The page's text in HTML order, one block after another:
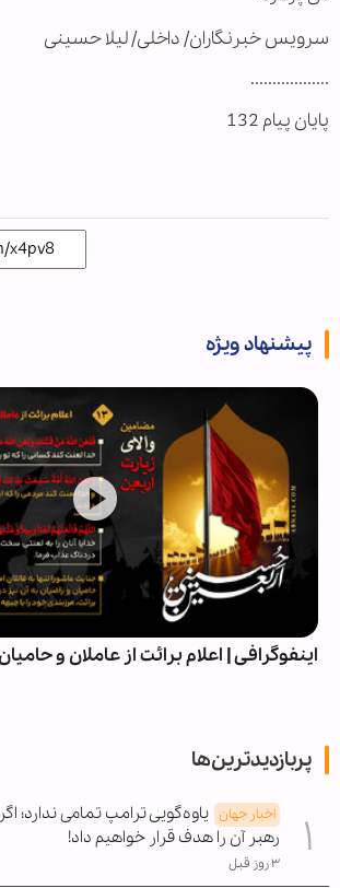
سرویس خبرنگاران/ داخلی/ لیلا حسینی
..................
پایان پیام 132
پیشنهاد ویژه
اینفوگرافی | اعلام برائت از عاملان و حامیان
پربازدیدترین‌ها
اخبار جهان یاوه‌گویی ترامپ تمامی ندارد؛
رهبر آن را هدف قرار خواهیم داد!
۳ روز قبل